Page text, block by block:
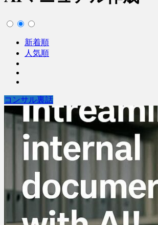
新着順
人気順
コンサル裏話